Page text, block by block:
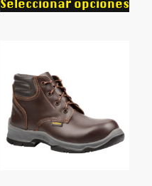
Seleccionar opciones